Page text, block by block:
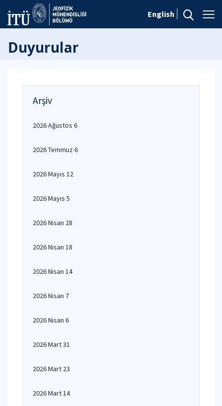
English
Duyurular
Arşiv
2026 Ağustos 6
2026 Temmuz 6
2026 Mayıs 12
2026 Mayıs 5
2026 Nisan 28
2026 Nisan 18
2026 Nisan 14
2026 Nisan 7
2026 Nisan 6
2026 Mart 31
2026 Mart 23
2026 Mart 14